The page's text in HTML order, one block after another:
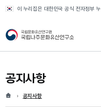
이 누리집은 대한민국 공식 전자정부
국가유산청 국립나주
공지사항
홈 현재 위치
공지사항